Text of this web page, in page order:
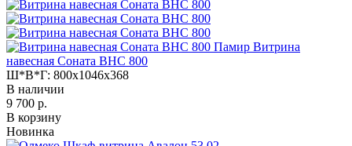
Памир Витрина
навесная Соната ВНС 800
Ш*В*Г: 800x1046x368
В наличии
9 700 р.
В корзину
Новинка